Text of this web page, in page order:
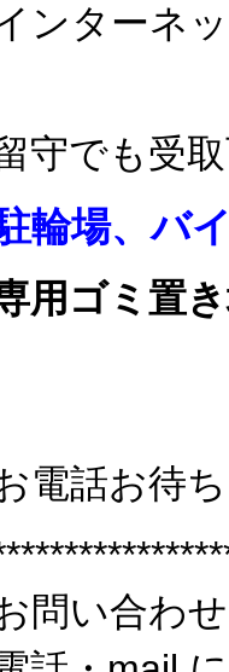
ンターネ
守でも受
輪場、バ
用ゴミ置
電話お待
問い合わ